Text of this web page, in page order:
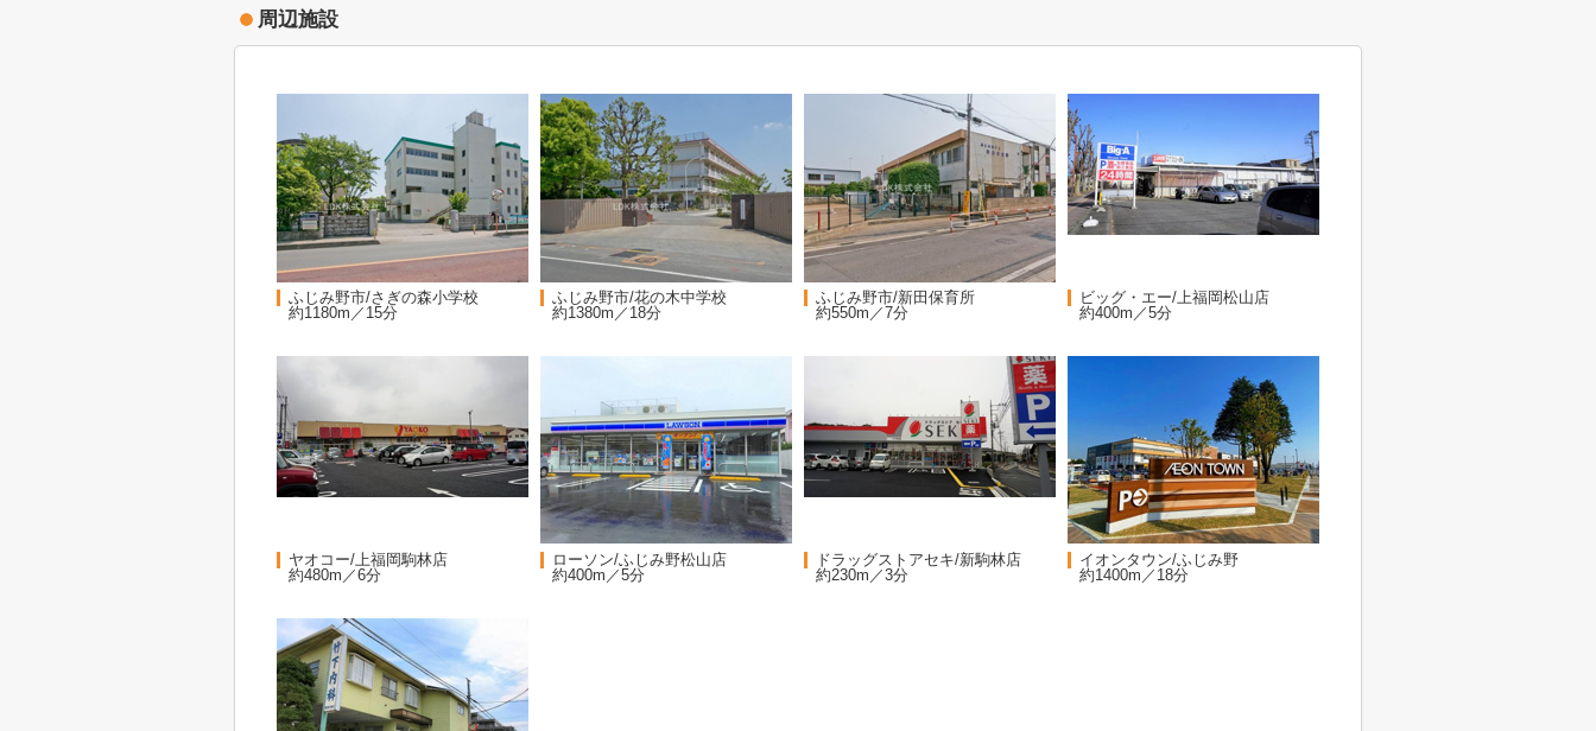
周辺施設
ふじみ野市/さぎの森小学校
約1180m／15分
ふじみ野市/花の木中学校
約1380m／18分
ふじみ野市/新田保育所
約550m／7分
ビッグ・エー/上福岡松山店
約400m／5分
ヤオコー/上福岡駒林店
約480m／6分
ローソン/ふじみ野松山店
約400m／5分
ドラッグストアセキ/新駒林店
約230m／3分
イオンタウン/ふじみ野
約1400m／18分